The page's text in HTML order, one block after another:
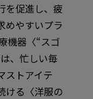
を促進し、疲
めやすいプラ
機器〈“スゴ
、 忙しい毎
ストアイテ
ける〈洋服の